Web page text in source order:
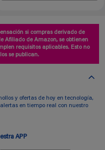
si compras derivado de
Afiliado de Amazon, se obtienen
requisitos aplicables. Esto no
se publican.
y ofertas de hoy en tecnología,
en tiempo real con nuestro
APP